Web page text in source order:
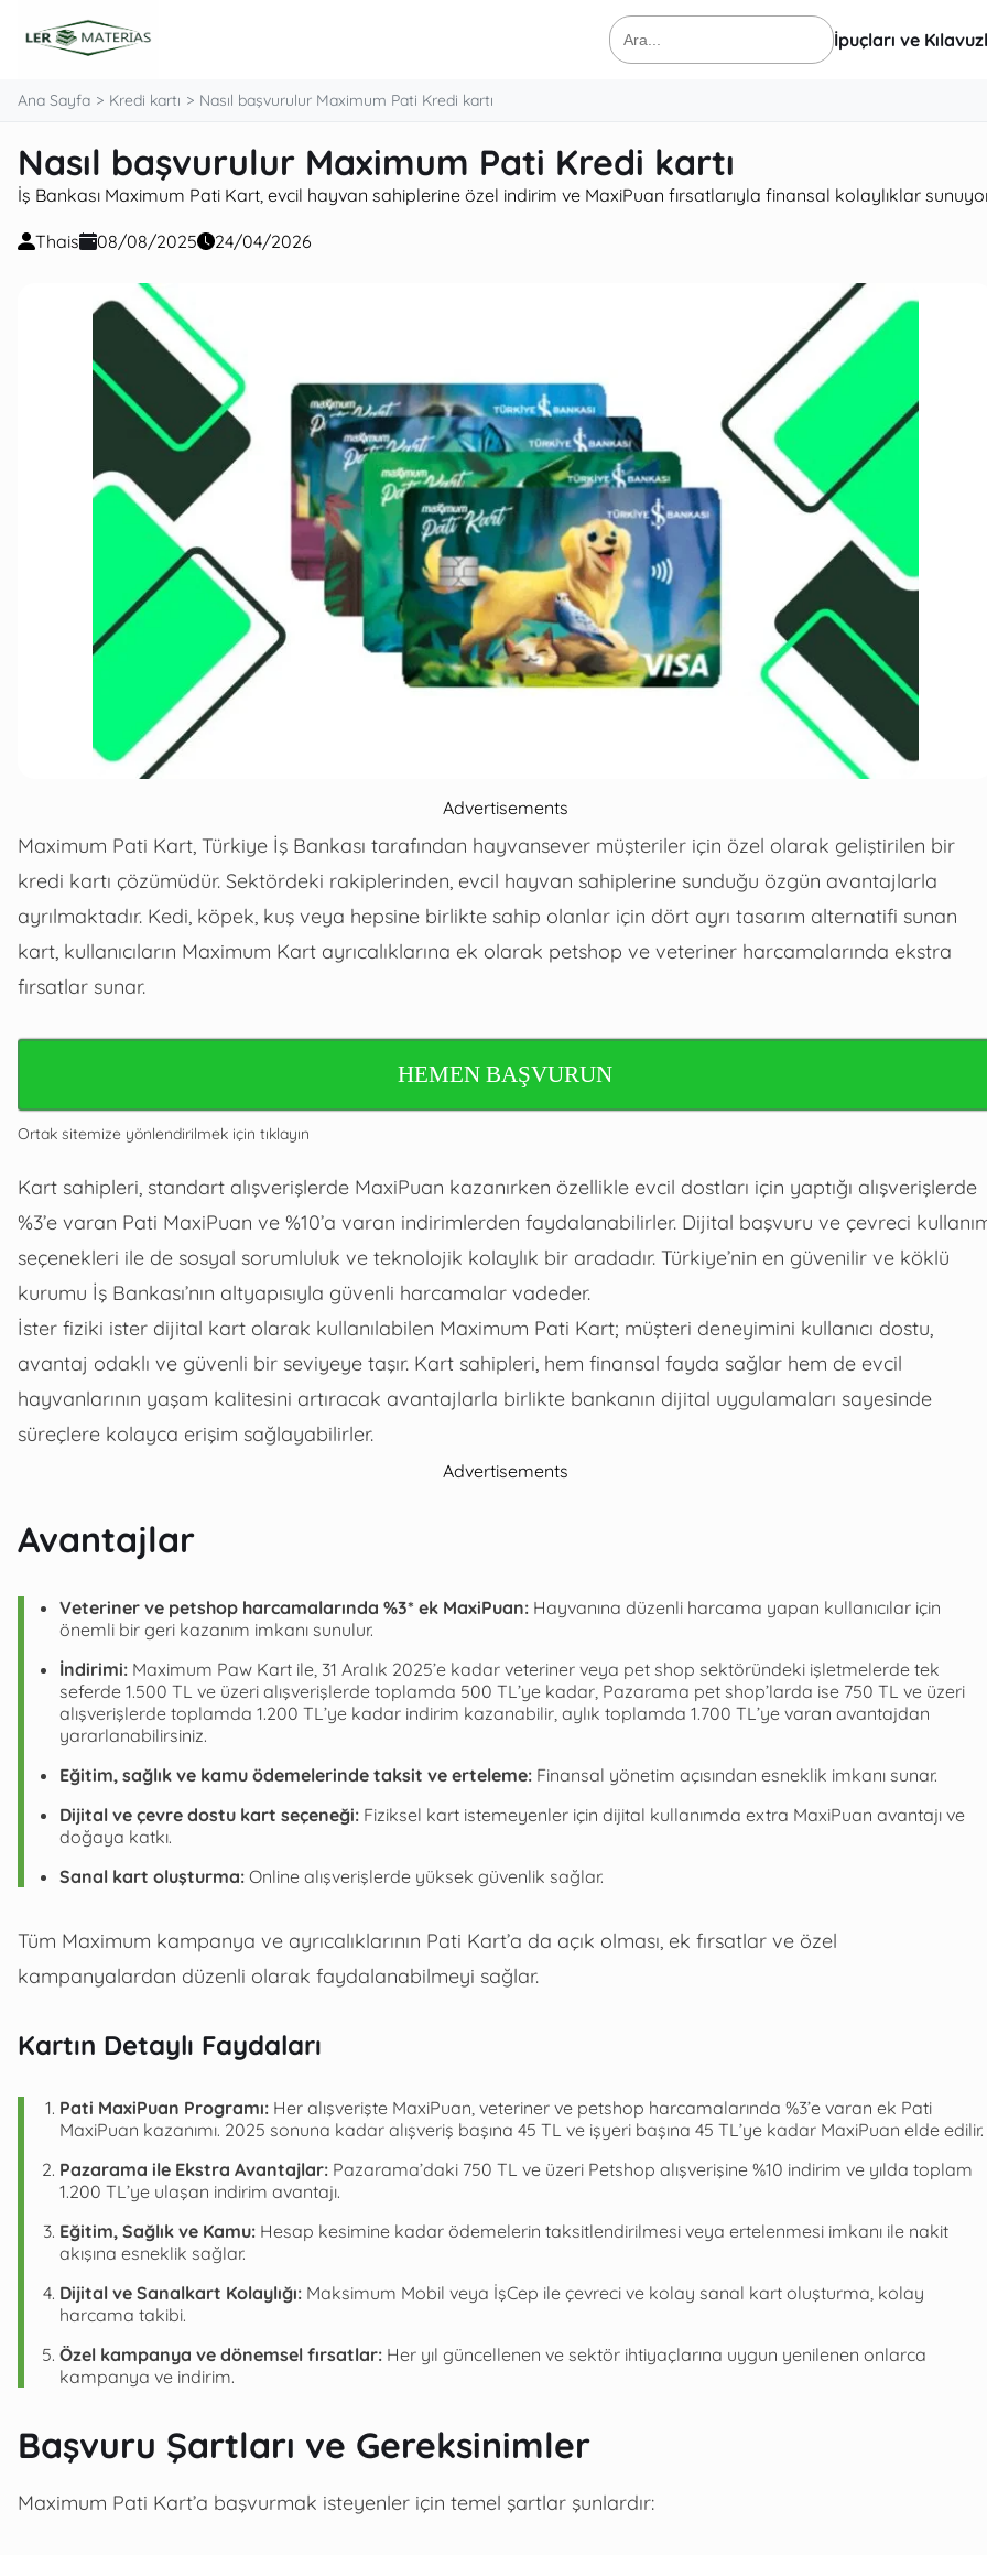
Ara: İpuçları ve
Ana Sayfa Kredi kartı Nasıl başvurulur Maximum Pati Kredi kartı
Nasıl başvurulur Maximum Pati Kredi kartı
İş Bankası Maximum Pati Kart, evcil hayvan sahiplerine özel indirim ve MaxiPuan fırsatlarıyla finansal kolaylıklar
Thais 08/08/2025 24/04/2026
Advertisements
Maximum Pati Kart, Türkiye İş Bankası tarafından hayvansever müşteriler için özel olarak geliştirilen bir
kredi kartı çözümüdür. Sektördeki rakiplerinden, evcil hayvan sahiplerine sunduğu özgün avantajlarla
ayrılmaktadır. Kedi, köpek, kuş veya hepsine birlikte sahip olanlar için dört ayrı tasarım alternatifi sunan
kart, kullanıcıların Maximum Kart ayrıcalıklarına ek olarak petshop ve veteriner harcamalarında ekstra
fırsatlar sunar.
HEMEN BAŞVURUN
Ortak sitemize yönlendirilmek için tıklayın
Kart sahipleri, standart alışverişlerde MaxiPuan kazanırken özellikle evcil dostları için yaptığı alışverişlerde
%3’e varan Pati MaxiPuan ve %10’a varan indirimlerden faydalanabilirler. Dijital başvuru ve çevreci
seçenekleri ile de sosyal sorumluluk ve teknolojik kolaylık bir aradadır. Türkiye’nin en güvenilir ve köklü
kurumu İş Bankası’nın altyapısıyla güvenli harcamalar vadeder.
İster fiziki ister dijital kart olarak kullanılabilen Maximum Pati Kart; müşteri deneyimini kullanıcı dostu,
avantaj odaklı ve güvenli bir seviyeye taşır. Kart sahipleri, hem finansal fayda sağlar hem de evcil
hayvanlarının yaşam kalitesini artıracak avantajlarla birlikte bankanın dijital uygulamaları sayesinde
süreçlere kolayca erişim sağlayabilirler.
Advertisements
Avantajlar
Veteriner ve petshop harcamalarında %3* ek MaxiPuan: Hayvanına düzenli harcama yapan kullanıcılar için
önemli bir geri kazanım imkanı sunulur.
İndirimi: Maximum Paw Kart ile, 31 Aralık 2025’e kadar veteriner veya pet shop sektöründeki işletmelerde tek
seferde 1.500 TL ve üzeri alışverişlerde toplamda 500 TL’ye kadar, Pazarama pet shop’larda ise 750 TL ve üzeri
alışverişlerde toplamda 1.200 TL’ye kadar indirim kazanabilir, aylık toplamda 1.700 TL’ye varan avantajdan
yararlanabilirsiniz.
Eğitim, sağlık ve kamu ödemelerinde taksit ve erteleme: Finansal yönetim açısından esneklik imkanı sunar.
Dijital ve çevre dostu kart seçeneği: Fiziksel kart istemeyenler için dijital kullanımda extra MaxiPuan avantajı ve
doğaya katkı.
Sanal kart oluşturma: Online alışverişlerde yüksek güvenlik sağlar.
Tüm Maximum kampanya ve ayrıcalıklarının Pati Kart’a da açık olması, ek fırsatlar ve özel
kampanyalardan düzenli olarak faydalanabilmeyi sağlar.
Kartın Detaylı Faydaları
Pati MaxiPuan Programı: Her alışverişte MaxiPuan, veteriner ve petshop harcamalarında %3’e varan ek Pati
MaxiPuan kazanımı. 2025 sonuna kadar alışveriş başına 45 TL ve işyeri başına 45 TL’ye kadar MaxiPuan elde edilir.
Pazarama ile Ekstra Avantajlar: Pazarama’daki 750 TL ve üzeri Petshop alışverişine %10 indirim ve yılda toplam
1.200 TL’ye ulaşan indirim avantajı.
Eğitim, Sağlık ve Kamu: Hesap kesimine kadar ödemelerin taksitlendirilmesi veya ertelenmesi imkanı ile nakit
akışına esneklik sağlar.
Dijital ve Sanalkart Kolaylığı: Maksimum Mobil veya İşCep ile çevreci ve kolay sanal kart oluşturma, kolay
harcama takibi.
Özel kampanya ve dönemsel fırsatlar: Her yıl güncellenen ve sektör ihtiyaçlarına uygun yenilenen onlarca
kampanya ve indirim.
Başvuru Şartları ve Gereksinimler
Maximum Pati Kart’a başvurmak isteyenler için temel şartlar şunlardır: